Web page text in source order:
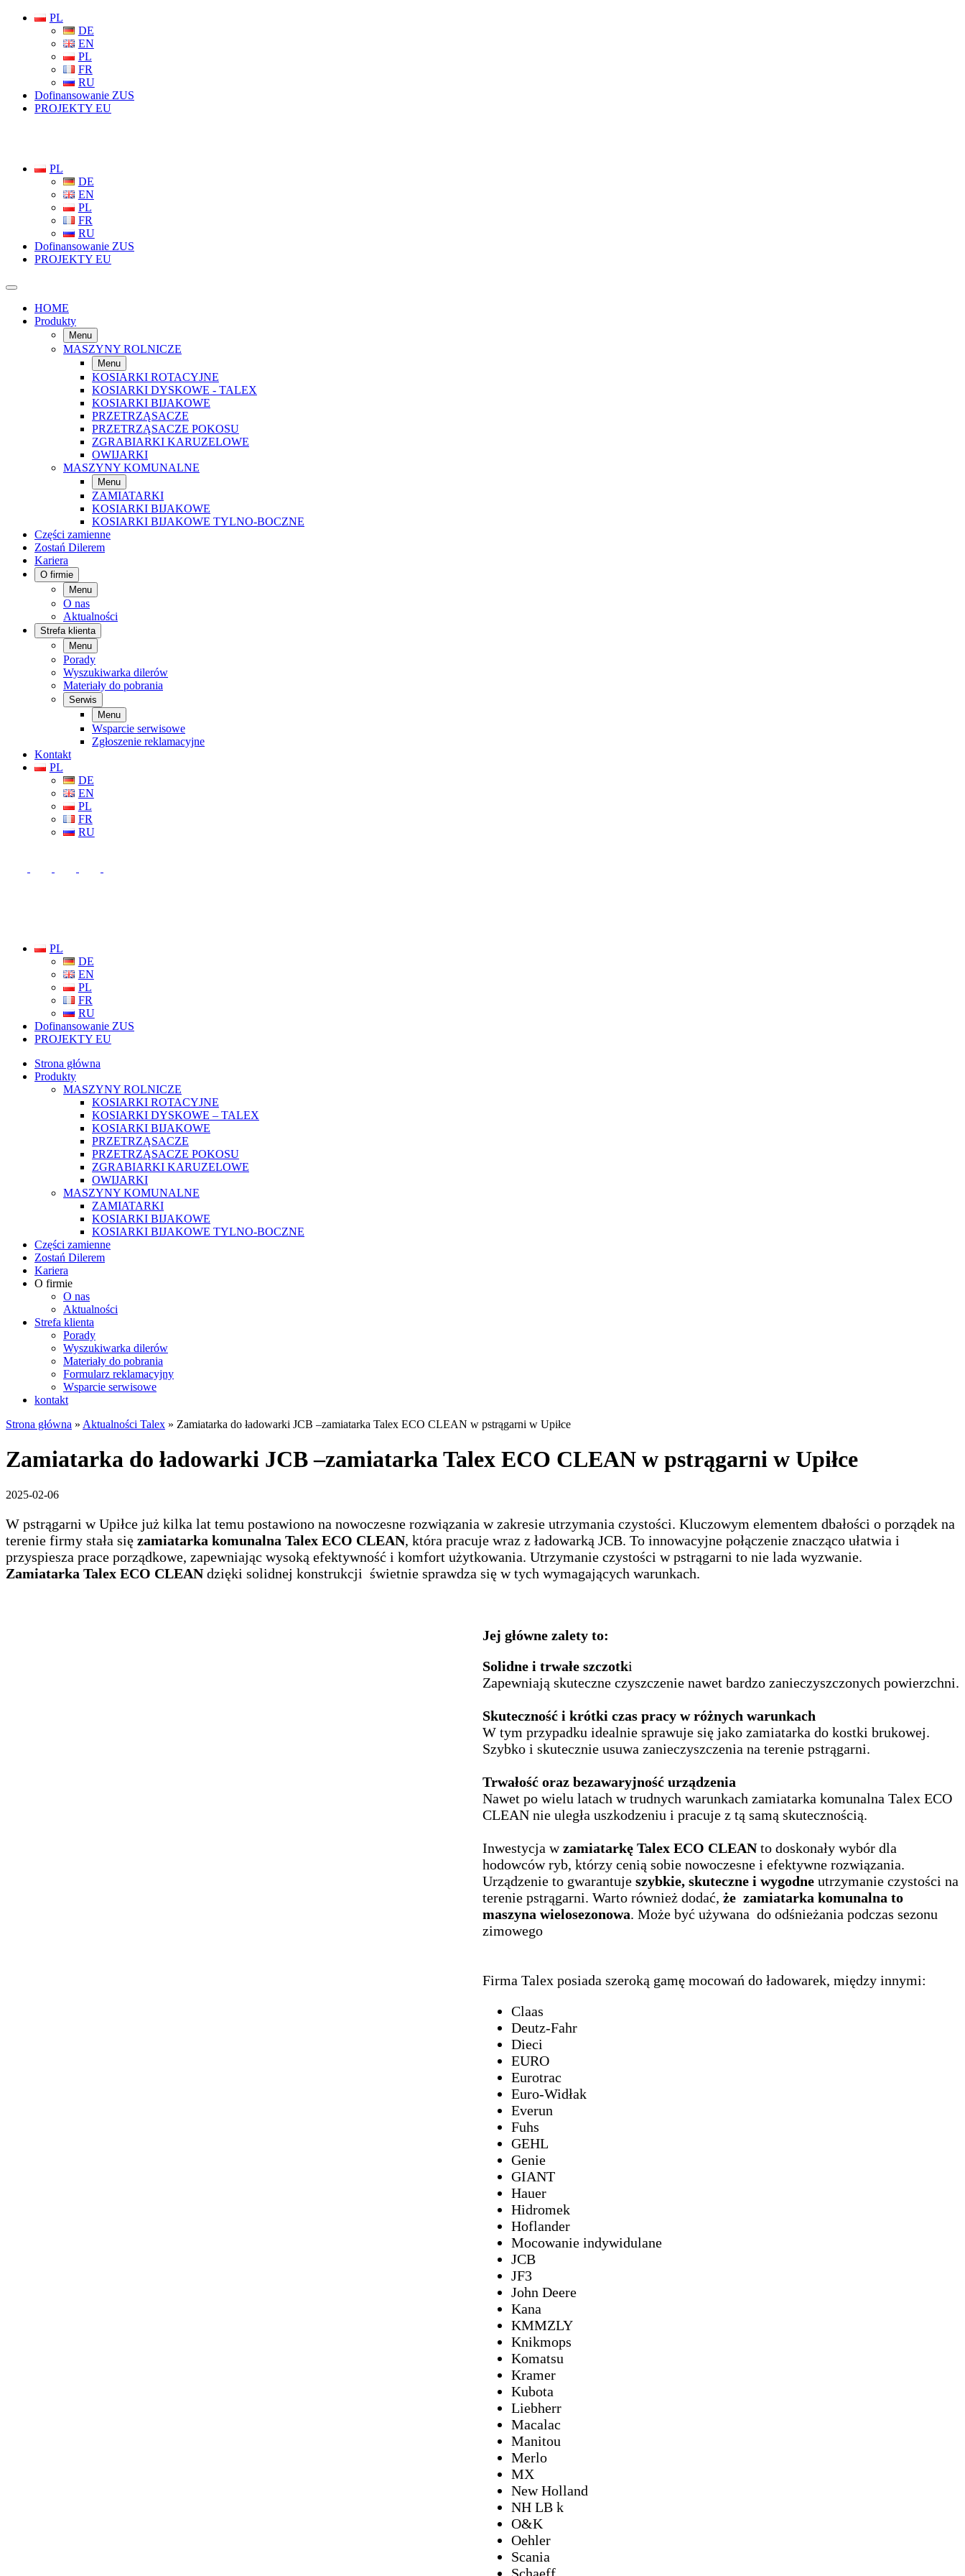
PL
DE
EN
PL
FR
RU
Dofinansowanie ZUS
PROJEKTY EU
PL
DE
EN
PL
FR
RU
Dofinansowanie ZUS
PROJEKTY EU
HOME
Produkty
Menu
MASZYNY ROLNICZE
Menu
KOSIARKI ROTACYJNE
KOSIARKI DYSKOWE - TALEX
KOSIARKI BIJAKOWE
PRZETRZĄSACZE
PRZETRZĄSACZE POKOSU
ZGRABIARKI KARUZELOWE
OWIJARKI
MASZYNY KOMUNALNE
Menu
ZAMIATARKI
KOSIARKI BIJAKOWE
KOSIARKI BIJAKOWE TYLNO-BOCZNE
Części zamienne
Zostań Dilerem
Kariera
O firmie
Menu
O nas
Aktualności
Strefa klienta
Menu
Porady
Wyszukiwarka dilerów
Materiały do pobrania
Serwis
Menu
Wsparcie serwisowe
Zgłoszenie reklamacyjne
Kontakt
PL
DE
EN
PL
FR
RU
PL
DE
EN
PL
FR
RU
Dofinansowanie ZUS
PROJEKTY EU
Strona główna
Produkty
MASZYNY ROLNICZE
KOSIARKI ROTACYJNE
KOSIARKI DYSKOWE – TALEX
KOSIARKI BIJAKOWE
PRZETRZĄSACZE
PRZETRZĄSACZE POKOSU
ZGRABIARKI KARUZELOWE
OWIJARKI
MASZYNY KOMUNALNE
ZAMIATARKI
KOSIARKI BIJAKOWE
KOSIARKI BIJAKOWE TYLNO-BOCZNE
Części zamienne
Zostań Dilerem
Kariera
O firmie
O nas
Aktualności
Strefa klienta
Porady
Wyszukiwarka dilerów
Materiały do pobrania
Formularz reklamacyjny
Wsparcie serwisowe
kontakt
Strona główna » Aktualności Talex » Zamiatarka do ładowarki JCB –zamiatarka Talex ECO CLEAN w pstrągarni w Upiłce
Zamiatarka do ładowarki JCB –zamiatarka Talex ECO CLEAN w pstrągarni w Upiłce
2025-02-06
W pstrągarni w Upiłce już kilka lat temu postawiono na nowoczesne rozwiązania w zakresie utrzymania czystości. Kluczowym elementem dbałości o porządek na
terenie firmy stała się zamiatarka komunalna Talex ECO CLEAN, która pracuje wraz z ładowarką JCB. To innowacyjne połączenie znacząco ułatwia i
przyspiesza prace porządkowe, zapewniając wysoką efektywność i komfort użytkowania. Utrzymanie czystości w pstrągarni to nie lada wyzwanie.
Zamiatarka Talex ECO CLEANdzięki solidnej konstrukcji świetnie sprawdza się w tych wymagających warunkach.
Jej główne zalety to:
Solidne i trwałe szczotki
Zapewniają skuteczne czyszczenie nawet bardzo zanieczyszczonych powierzchni.
Skuteczność i krótki czas pracy w różnych warunkach
W tym przypadku idealnie sprawuje się jako zamiatarka do kostki brukowej.
Szybko i skutecznie usuwa zanieczyszczenia na terenie pstrągarni.
Trwałość oraz bezawaryjność urządzenia
Nawet po wielu latach w trudnych warunkach zamiatarka komunalna Talex ECO
CLEAN nie uległa uszkodzeniu i pracuje z tą samą skutecznością.
Inwestycja wzamiatarkę Talex ECO CLEANto doskonały wybór dla
hodowców ryb, którzy cenią sobie nowoczesne i efektywne rozwiązania.
Urządzenie to gwarantuje szybkie, skuteczne i wygodne utrzymanie czystości na
terenie pstrągarni. Warto również dodać, że zamiatarka komunalna to
maszyna wielosezonowa. Może być używana do odśnieżania podczas sezonu
zimowego
Firma Talex posiada szeroką gamę mocowań do ładowarek, między innymi:
Claas
Deutz-Fahr
Dieci
EURO
Eurotrac
Euro-Widłak
Everun
Fuhs
GEHL
Genie
GIANT
Hauer
Hidromek
Hoflander
Mocowanie indywidulane
JCB
JF3
John Deere
Kana
KMMZLY
Knikmops
Komatsu
Kramer
Kubota
Liebherr
Macalac
Manitou
Merlo
MX
New Holland
NH LB k
O&K
Oehler
Scania